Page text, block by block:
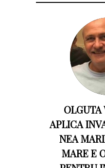
OLGUTA
APLICA
NEA
MARE E